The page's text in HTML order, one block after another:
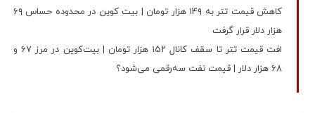
کاهش قیمت تتر به ۱۴۹ هزار تومان | بیت‌ کوین در محدوده حساس ۶۹
هزار دلار قرار گرفت
افت قیمت تتر تا سقف کانال ۱۵۲ هزار تومان | بیت‌کوین در مرز ۶۷ و
۶۸ هزار دلار | قیمت نفت سه‌رقمی می‌شود؟